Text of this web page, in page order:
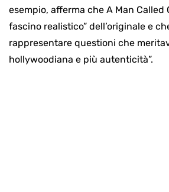
esempio, afferma che A Man Called
fascino realistico” dell’originale e
rappresentare questioni che
hollywoodiana e più autenticità”.